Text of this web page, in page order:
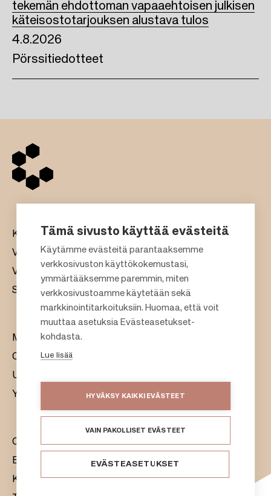
4.8.2026
Pörssitiedotteet
tekemän ehdottoman vapaaehtoisen julkisen
käteisostotarjouksen alustava tulos
o
t
Kauppakeskukset
Vuokraus
Vastuullisuus
Sijoittajat
Meistä
Citylife
Uutishuone
Yhteystiedot
Citycon Oyj
Evästeet
Käyttöehdot
Tämä sivusto käyttää evästeitä
Käytämme evästeitä parantaaksemme
verkkosivuston käyttökokemustasi,
ymmärtääksemme paremmin, miten
verkkosivustoamme käytetään sekä
markkinointitarkoituksiin. Huomaa, että voit
muuttaa asetuksia Evästeasetukset-
kohdasta.
Lue lisää
HYVÄKSY KAIKKI EVÄSTEET
VAIN PAKOLLISET EVÄSTEET
EVÄSTEASETUKSET